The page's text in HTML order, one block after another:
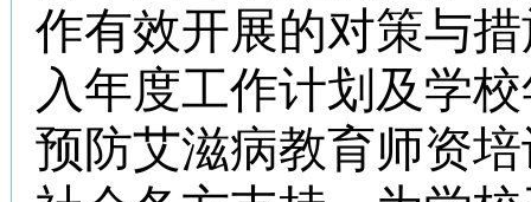
作有效开展的对策与
入年度工作计划及学
预防艾滋病教育师资